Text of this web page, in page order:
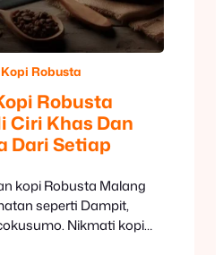
Kopi Robusta
Robusta
Ciri Khas Dan
Dari Setiap
kopi Robusta Malang
seperti Dampit,
Nikmati kopi
tebal, dan aroma